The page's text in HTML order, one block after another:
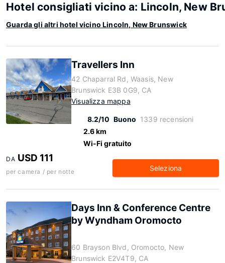
Hotel consigliati vicino a: Lincoln, New
Guarda gli altri hotel vicino Lincoln, New Brunswick
Travellers Inn
42 Chaparral Rd, Waasis, New
Brunswick E3B 0G9, CA
Visualizza mappa
8.2/10 Buono 1339 recensioni
2.6 km
Wi-Fi gratuito
DA USD 111
per camera / per notte Seleziona
Days Inn & Conference Centre
by Wyndham Oromocto
60 Brayson Blvd, Oromocto, New
Brunswick E2V4T9, CA